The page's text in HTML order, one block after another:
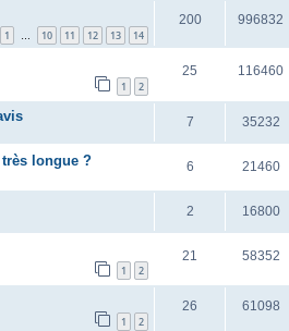
1 … 10 11 12 13 14
200 996832
1 2
25 116460
7 35232
longue ? 6 21460
2 16800
1 2
21 58352
1 2
26 61098